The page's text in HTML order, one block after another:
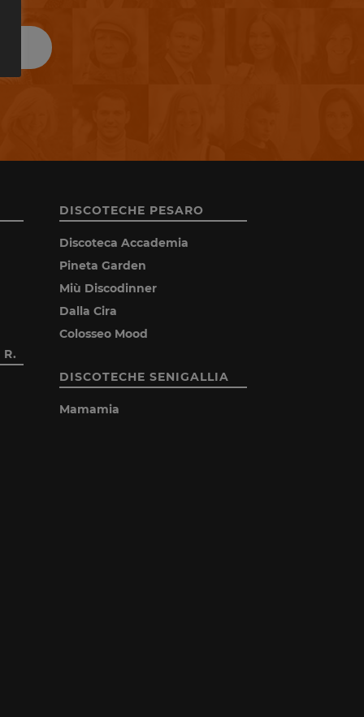
DISCOTECHE PESARO
Discoteca Accademia
Pineta Garden
Miù Discodinner
Dalla Cira
Colosseo Mood
DISCOTECHE SENIGALLIA
Mamamia